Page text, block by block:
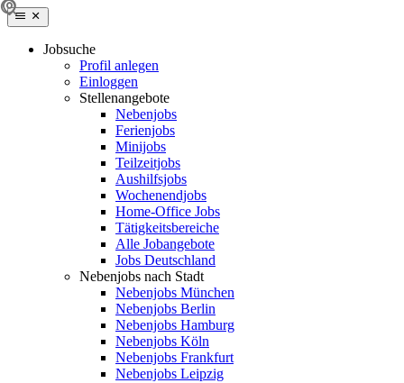
Jobsuche
Profil anlegen
Einloggen
Stellenangebote
Nebenjobs
Ferienjobs
Minijobs
Teilzeitjobs
Aushilfsjobs
Wochenendjobs
Home-Office Jobs
Tätigkeitsbereiche
Alle Jobangebote
Jobs Deutschland
Nebenjobs nach Stadt
Nebenjobs München
Nebenjobs Berlin
Nebenjobs Hamburg
Nebenjobs Köln
Nebenjobs Frankfurt
Nebenjobs Leipzig